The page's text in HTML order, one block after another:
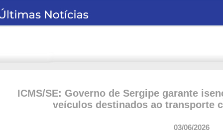
ICMS/SE: Governo de Sergipe garante
veículos destinados ao transporte
03/06/2026